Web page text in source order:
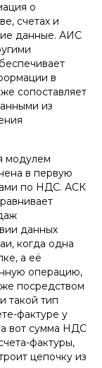
о
счетах и
данные. АИС
в
сопоставляет
из
модулем
в первую
по НДС. АСК
данных
когда одна
а её
операцию,
посредством
такой тип
фактуре у
а вот сумма НДС
фактуры,
цепочку из